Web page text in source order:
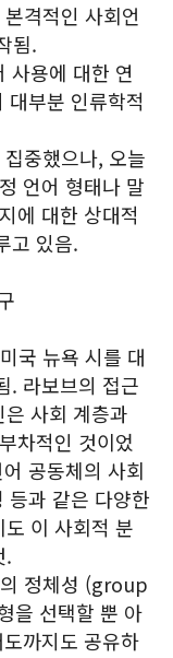
격적인 사회언
됨.
사용에 대한 연
부분 인류학적
중했으나, 오늘
언어 형태나 말
에 대한 상대적
고 있음.
국 뉴욕 시를 대
. 라보브의 접근
사회 계층과
차적인 것이었
공동체의 사회
등과 같은 다양한
이 사회적 분
.
정체성 (group
을 선택할 뿐 아
까지도 공유하